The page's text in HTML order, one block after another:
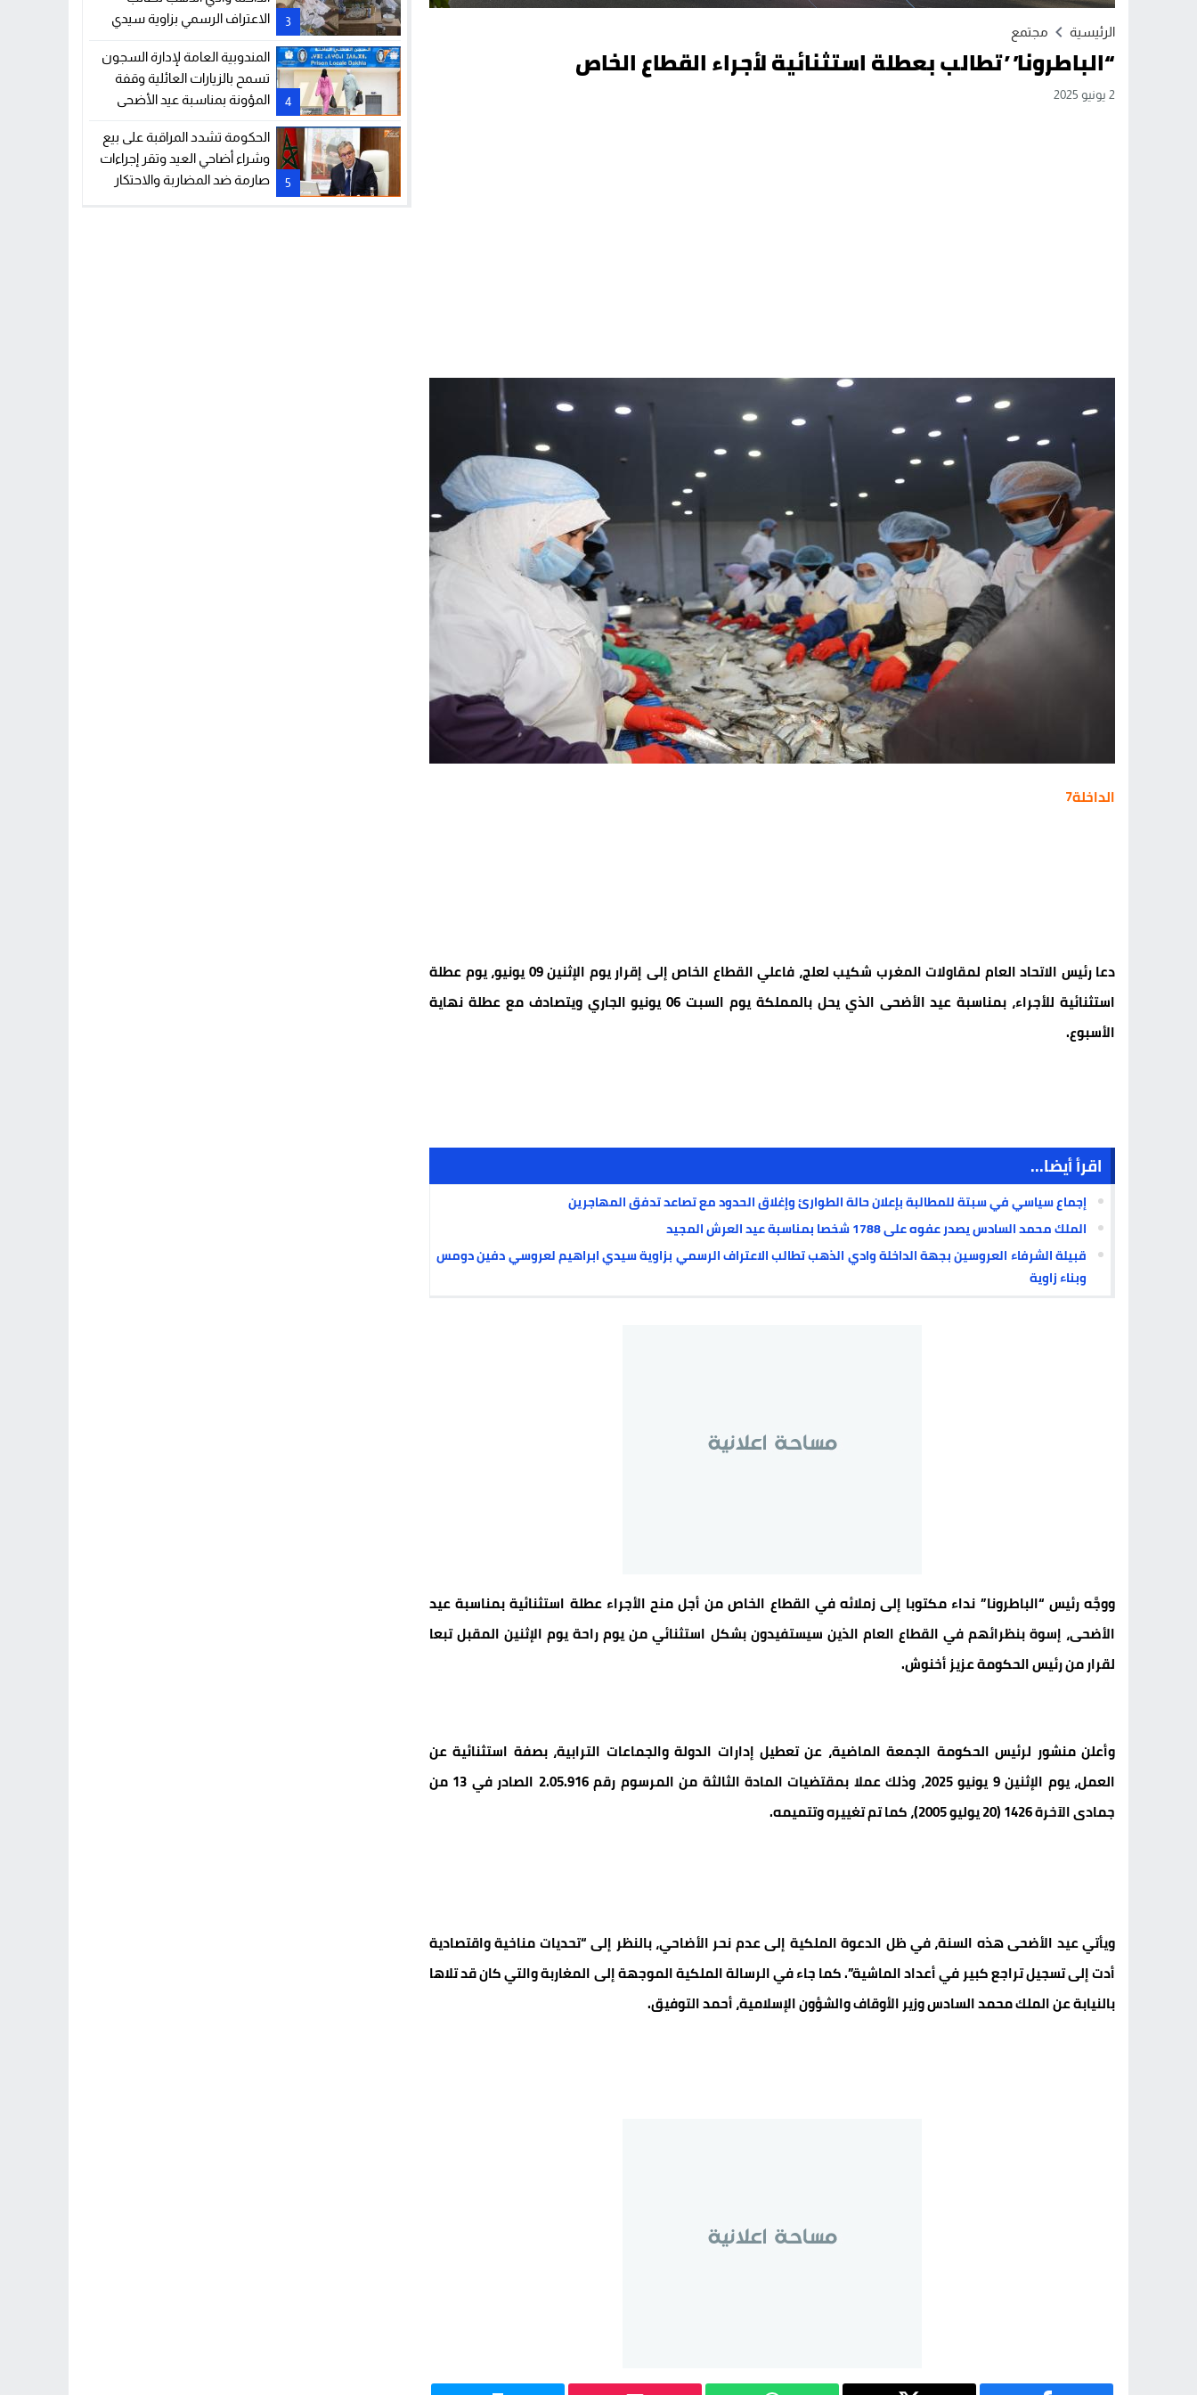
الرئيسية مجتمع
“الباطرونا” تطالب بعطلة استثنائية لأجراء القطاع الخاص
2 يونيو 2025
الداخلة7
دعا رئيس الاتحاد العام لمقاولات المغرب شكيب لعلج، فاعلي القطاع الخاص إلى إقرار يوم الإثنين 09 يونيو، يوم عطلة
استثنائية للأجراء، بمناسبة عيد الأضحى الذي يحل بالمملكة يوم السبت 06 يونيو الجاري ويتصادف مع عطلة نهاية
الأسبوع.
اقرأ أيضا...
إجماع سياسي في سبتة للمطالبة بإعلان حالة الطوارئ وإغلاق الحدود مع تصاعد تدفق المهاجرين
الملك محمد السادس يصدر عفوه على 1788 شخصا بمناسبة عيد العرش المجيد
قبيلة الشرفاء العروسين بجهة الداخلة وادي الذهب تطالب الاعتراف الرسمي بزاوية سيدي ابراهيم لعروسي دفين دومس
وبناء زاوية
ووجَّه رئيس “الباطرونا” نداء مكتوبا إلى زملائه في القطاع الخاص من أجل منح الأجراء عطلة استثنائية بمناسبة عيد
الأضحى، إسوة بنظرائهم في القطاع العام الذين سيستفيدون بشكل استثنائي من يوم راحة يوم الإثنين المقبل تبعا
لقرار من رئيس الحكومة عزيز أخنوش.
وأعلن منشور لرئيس الحكومة الجمعة الماضية، عن تعطيل إدارات الدولة والجماعات الترابية، بصفة استثنائية عن
العمل، يوم الإثنين 9 يونيو 2025، وذلك عملا بمقتضيات المادة الثالثة من المرسوم رقم 2.05.916 الصادر في 13 من
جمادى الآخرة 1426 (20 يوليو 2005)، كما تم تغييره وتتميمه.
ويأتي عيد الأضحى هذه السنة، في ظل الدعوة الملكية إلى عدم نحر الأضاحي، بالنظر إلى “تحديات مناخية واقتصادية
أدت إلى تسجيل تراجع كبير في أعداد الماشية”. كما جاء في الرسالة الملكية الموجهة إلى المغاربة والتي كان قد تلاها
بالنيابة عن الملك محمد السادس وزير الأوقاف والشؤون الإسلامية، أحمد التوفيق.
3
الاعتراف الرسمي بزاوية سيدي
وبناء زاوية
4
المندوبية العامة لإدارة السجون
تسمح بالزيارات العائلية وقفة
المؤونة بمناسبة عيد الأضحى
5
الحكومة تشدد المراقبة على بيع
وشراء أضاحي العيد وتقر إجراءات
صارمة ضد المضاربة والاحتكار